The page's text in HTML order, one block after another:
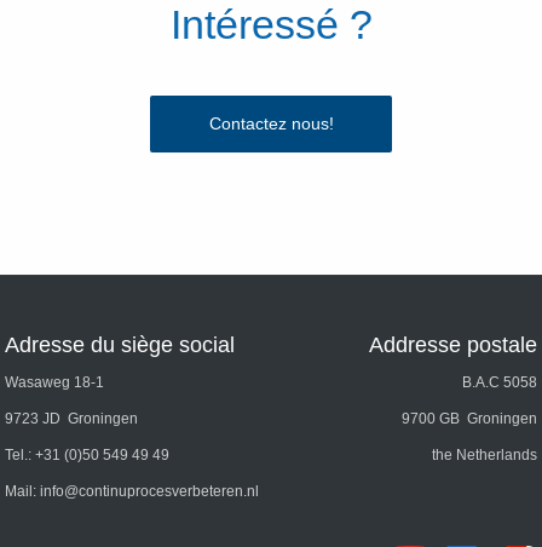
Intéressé ?
Contactez nous!
Adresse du siège social
Wasaweg 18-1
9723 JD Groningen
Tel.:+31 (0)50 549 49 49
Mail:info@continuprocesverbeteren.nl
Addresse postale
B.A.C 5058
9700 GB Groningen
the Netherlands